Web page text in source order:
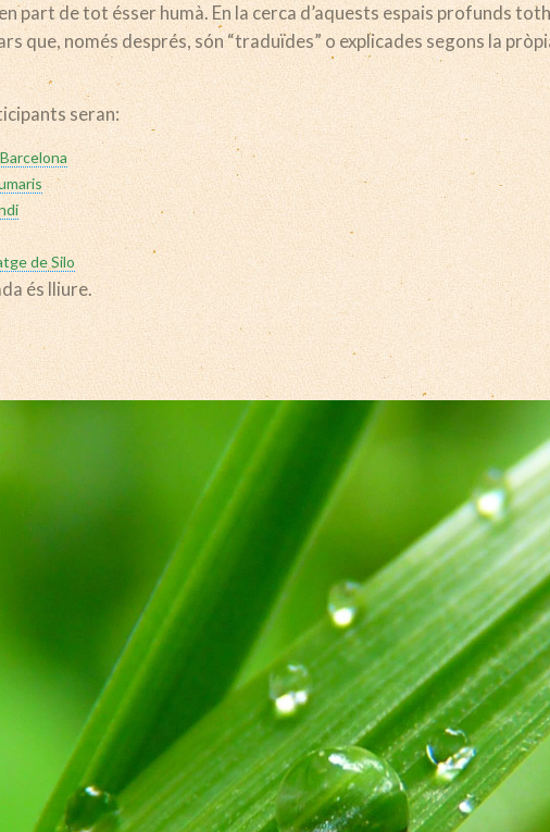
part de tot ésser humà. En la cerca d’aquests espais profunds
que, només després, són “traduïdes” o explicades segons la
seran:
de Silo
és lliure.